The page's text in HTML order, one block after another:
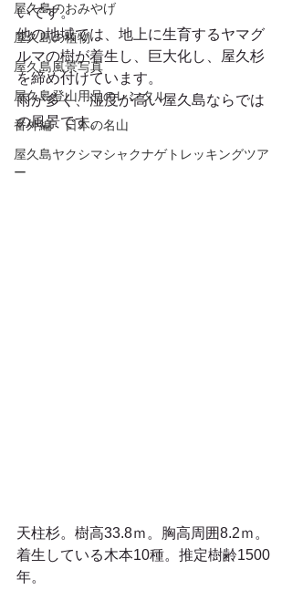
屋久島のおみやげ
屋久島の植物
屋久島風景写真
屋久島登山用品のレンタル
番外編 日本の名山
屋久島ヤクシマシャクナゲトレッキングツア
ー
いです。
他の地域では、地上に生育するヤマグ
ルマの樹が着生し、巨大化し、屋久杉
を締め付けています。
雨が多く、湿度が高い屋久島ならでは
の風景です。
天柱杉。樹高33.8ｍ。胸高周囲8.2ｍ。
着生している木本10種。推定樹齢1500
年。